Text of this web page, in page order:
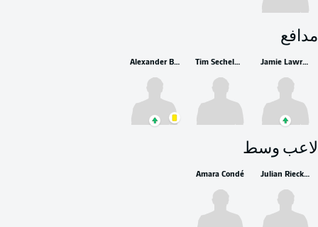
مدافع
Jamie Lawrence
Tim Sechelmann
Alexander Bittroff
لاعب وسط
Julian Rieckmann
Amara Condé